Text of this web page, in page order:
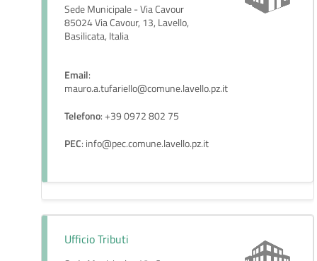
Sede Municipale - Via Cavour
85024 Via Cavour, 13, Lavello,
Basilicata, Italia
Email:
mauro.a.tufariello@comune.lavello.pz.it
Telefono: +39 0972 802 75
PEC: info@pec.comune.lavello.pz.it
Ufficio Tributi